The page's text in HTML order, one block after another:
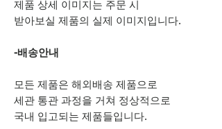
제품 상세 이미지는 주문 시
받아보실 제품의 실제 이미지입니다.
-배송안내
모든 제품은 해외배송 제품으로
세관 통관 과정을 거쳐 정상적으로
국내 입고되는 제품들입니다.